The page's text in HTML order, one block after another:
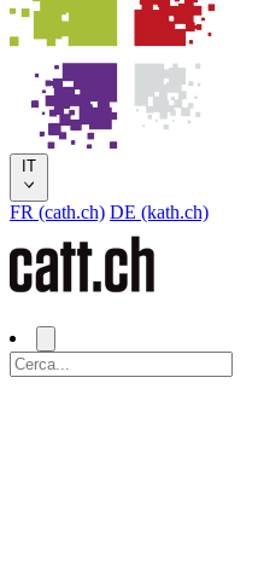
IT
FR (cath.ch) DE (kath.ch)